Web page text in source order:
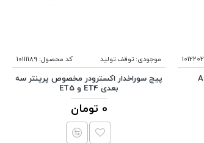
موجودی:توقف تولید کد محصول: 10111189
پیچ سوراخدار اکسترودر مخصوص پرینتر سه
بعدی ET4 و ET5
0 تومان